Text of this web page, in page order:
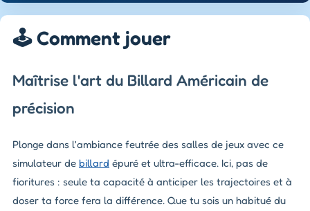
🕹️ Comment jouer
Maîtrise l'art du Billard Américain de
précision
Plonge dans l'ambiance feutrée des salles de jeux avec ce
simulateur de billard épuré et ultra-efficace. Ici, pas de
fioritures : seule ta capacité à anticiper les trajectoires et à
doser ta force fera la différence. Que tu sois un habitué du